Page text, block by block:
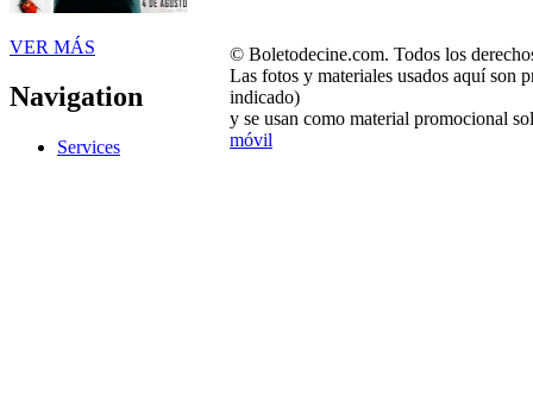
VER MÁS
Navigation
Services
© Boletodecine.com. Todos los
Las fotos y materiales usados aquí son
indicado)
y se usan como material promocional
móvil